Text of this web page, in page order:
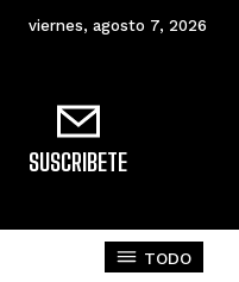
viernes, agosto 7, 2026
SUSCRIBETE
TODO